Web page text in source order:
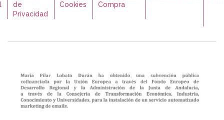
de
Privacidad
Cookies
Compra